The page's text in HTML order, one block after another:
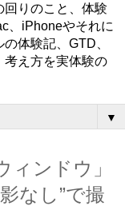
りのこと、体験
、iPhoneやそれに
体験記、GTD、
考え方を実体験の
▼
ィンドウ」
なし”で撮